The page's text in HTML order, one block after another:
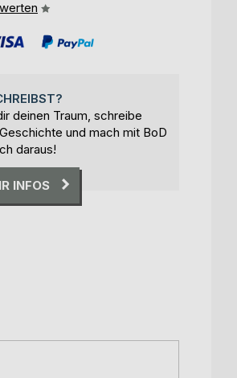
deinen Traum, schreibe
und mach mit BoD
daraus!
INFOS